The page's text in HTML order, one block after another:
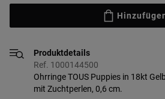
Produktdetails
Ref. 1000144500
Ohrringe TOUS Puppies in 18kt
mit Zuchtperlen, 0,6 cm.